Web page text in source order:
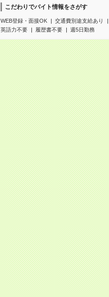
こだわりでバイト情報をさがす
WEB登録・面接OK
交通費別途支給あり
英語力不要
履歴書不要 週5日勤務